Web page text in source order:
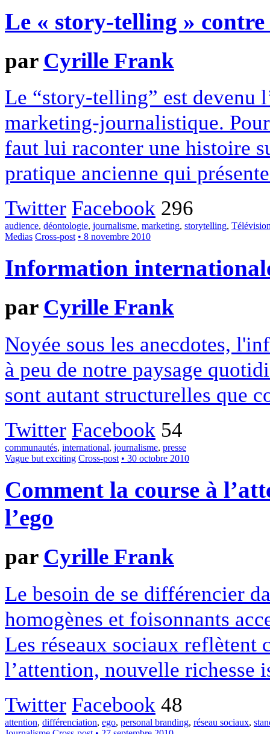
Le « story-telling »
par Cyrille Frank
Le “story-telling” est devenu
marketing-journalistique.
faut lui raconter une histoire
pratique ancienne qui
Twitter Facebook 296
audience, déontologie, journalisme, marketing, storytelling,
Medias Cross-post • 8 novembre 2010
Information
par Cyrille Frank
Noyée sous les anecdotes,
à peu de notre paysage
sont autant structurelles que
Twitter Facebook 54
communautés, international, journalisme, presse
Vague but exciting Cross-post • 30 octobre 2010
Comment la course à
l’ego
par Cyrille Frank
Le besoin de se différencier
homogènes et foisonnants
Les réseaux sociaux reflètent
l’attention, nouvelle richesse
Twitter Facebook 48
attention, différenciation, ego, personal branding, réseau sociaux,